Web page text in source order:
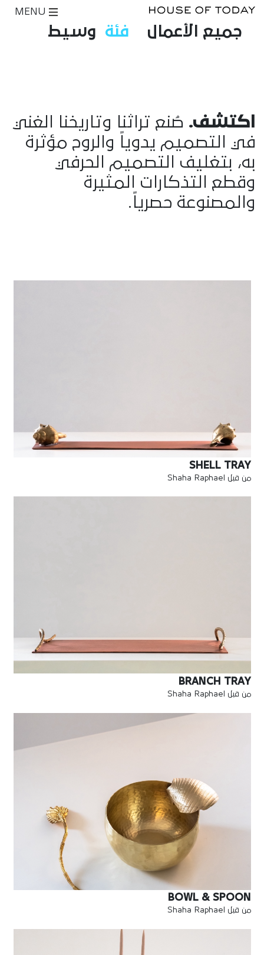
جميع الأعمال فئة وسيط
اكتشف. صُنع تراثنا وتاريخنا الغني
في التصميم يدوياً والروح مؤثرة
به، بتغليف التصميم الحرفي
وقطع التذكارات المثيرة
والمصنوعة حصرياً.
SHELL TRAY
من قبل Shaha Raphael
BRANCH TRAY
من قبل Shaha Raphael
BOWL & SPOON
من قبل Shaha Raphael